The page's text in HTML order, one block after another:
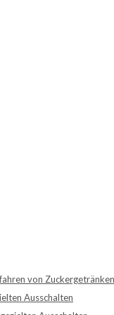
von Zuckergetränken
Ausschalten